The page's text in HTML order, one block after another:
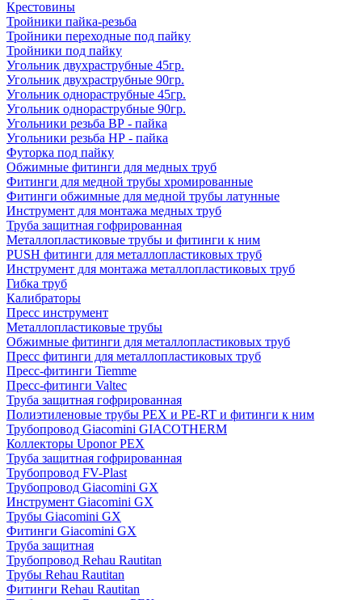
Крестовины
Тройники пайка-резьба
Тройники переходные под пайку
Тройники под пайку
Угольник двухраструбные 45гр.
Угольник двухраструбные 90гр.
Угольник однораструбные 45гр.
Угольник однораструбные 90гр.
Угольники резьба ВР - пайка
Угольники резьба НР - пайка
Футорка под пайку
Обжимные фитинги для медных труб
Фитинги для медной трубы хромированные
Фитинги обжимные для медной трубы латунные
Инструмент для монтажа медных труб
Труба защитная гофрированная
Металлопластиковые трубы и фитинги к ним
PUSH фитинги для металлопластиковых труб
Инструмент для монтажа металлопластиковых труб
Гибка труб
Калибраторы
Пресс инструмент
Металлопластиковые трубы
Обжимные фитинги для металлопластиковых труб
Пресс фитинги для металлопластиковых труб
Пресс-фитинги Tiemme
Пресс-фитинги Valtec
Труба защитная гофрированная
Полиэтиленовые трубы PEX и PE-RT и фитинги к ним
Трубопровод Giacomini GIACOTHERM
Коллекторы Uponor PEX
Труба защитная гофрированная
Трубопровод FV-Plast
Трубопровод Giacomini GX
Инструмент Giacomini GX
Трубы Giacomini GX
Фитинги Giacomini GX
Труба защитная
Трубопровод Rehau Rautitan
Трубы Rehau Rautitan
Фитинги Rehau Rautitan